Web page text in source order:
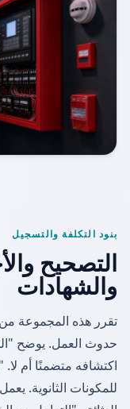
بنود التكلفة والتسجيل
التصحيح
والشهادات
تقرر هذه المجموعة
حدوث العمل. يوضح
اكتشافه متضمنًا أم
للمكونات الثانوية.